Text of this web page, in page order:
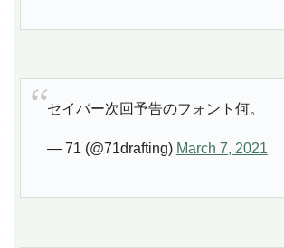
セイバー次回予告のフォント何。
— 71 (@71drafting) March 7, 2021